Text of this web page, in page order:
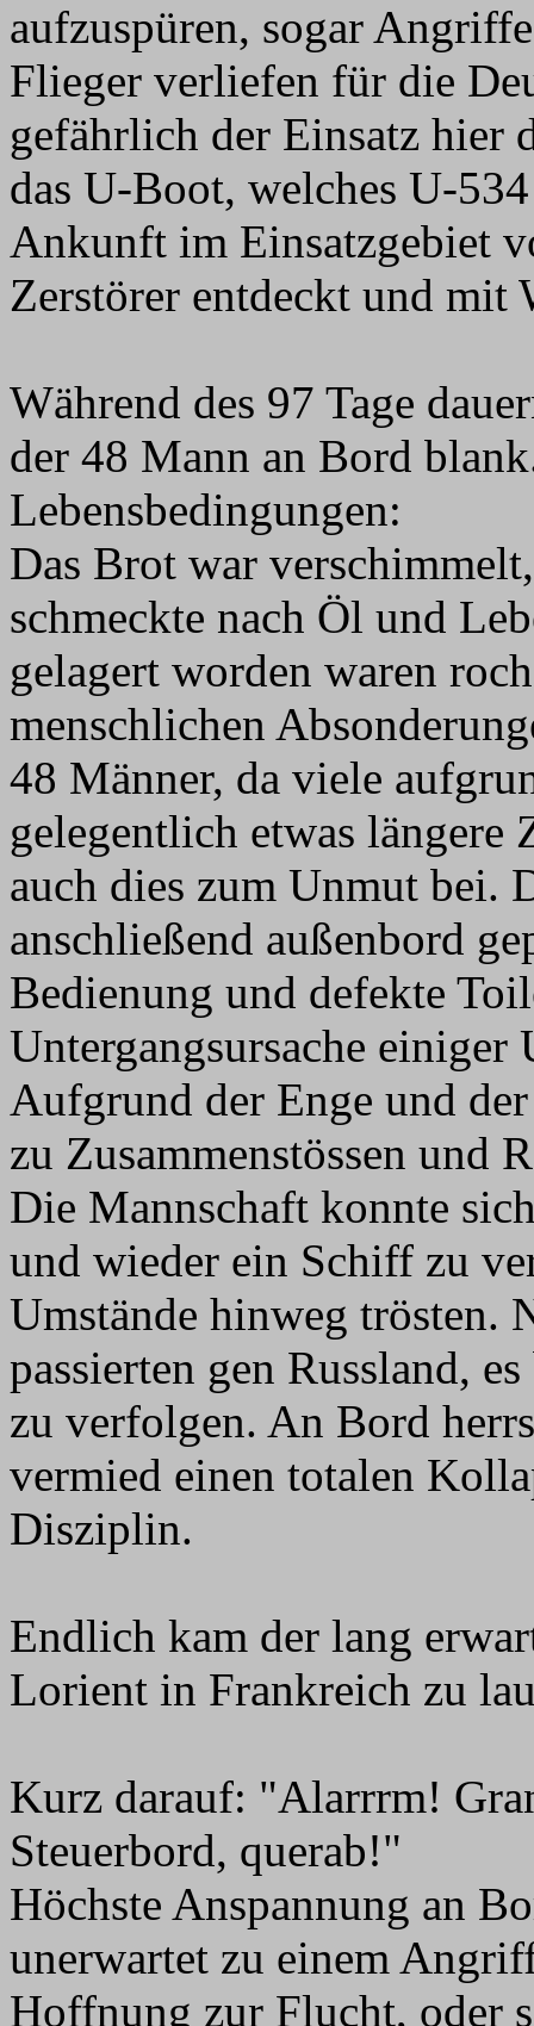
aufzuspüren, sogar
Flieger verliefen für die
gefährlich der Einsatz hier
das U-Boot, welches U-
Ankunft im Einsatzgebiet
Zerstörer entdeckt und mit
Während des 97 Tage
der 48 Mann an Bord
Lebensbedingungen:
Das Brot war
schmeckte nach Öl und
gelagert worden waren
menschlichen
48 Männer, da viele
gelegentlich etwas längere
auch dies zum Unmut bei.
anschließend außenbord
Bedienung und defekte
Untergangsursache einiger
Aufgrund der Enge und
zu Zusammenstössen und
Die Mannschaft konnte
und wieder ein Schiff zu
Umstände hinweg trösten.
passierten gen Russland,
zu verfolgen. An Bord
vermied einen totalen
Disziplin.
Endlich kam der lang
Lorient in Frankreich zu
Kurz darauf: "Alarrrm!
Steuerbord, querab!"
Höchste Anspannung an
unerwartet zu einem
Hoffnung zur Flucht, oder